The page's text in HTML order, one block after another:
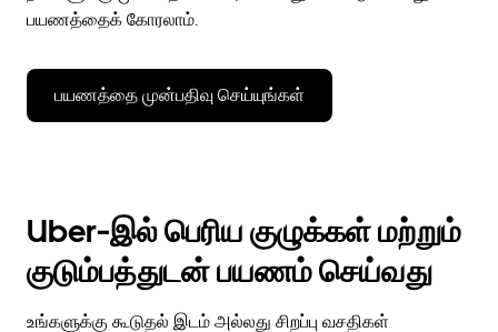
பயணத்தைக் கோரலாம்.
பயணத்தை முன்பதிவு செய்யுங்கள்
Uber-இல் பெரிய குழுக்கள் மற்றும்
குடும்பத்துடன் பயணம் செய்வது
உங்களுக்கு கூடுதல் இடம் அல்லது சிறப்பு வசதிகள்